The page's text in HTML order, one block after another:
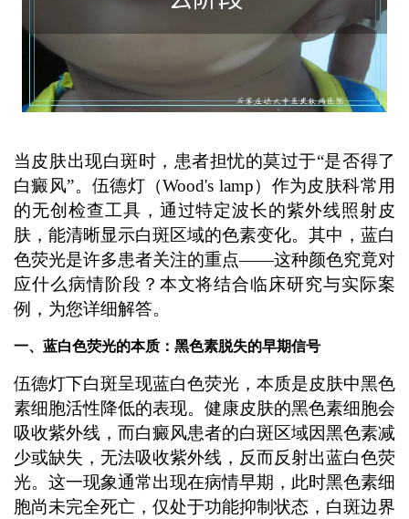
当皮肤出现白斑时，患者担忧的莫过于“是否得了
白癜风”。伍德灯（Wood's lamp）作为皮肤科常用
的无创检查工具，通过特定波长的紫外线照射皮
肤，能清晰显示白斑区域的色素变化。其中，蓝白
色荧光是许多患者关注的重点——这种颜色究竟对
应什么病情阶段？本文将结合临床研究与实际案
例，为您详细解答。
一、蓝白色荧光的本质：黑色素脱失的早期信号
伍德灯下白斑呈现蓝白色荧光，本质是皮肤中黑色
素细胞活性降低的表现。健康皮肤的黑色素细胞会
吸收紫外线，而白癜风患者的白斑区域因黑色素减
少或缺失，无法吸收紫外线，反而反射出蓝白色荧
光。这一现象通常出现在病情早期，此时黑色素细
胞尚未完全死亡，仅处于功能抑制状态，白斑边界